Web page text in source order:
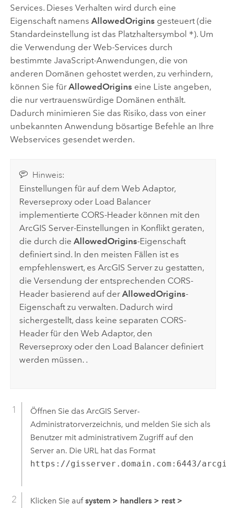
Services. Dieses Verhalten wird durch eine
Eigenschaft namens AllowedOrigins gesteuert (die
Standardeinstellung ist das Platzhaltersymbol *). Um
die Verwendung der Web-Services durch
bestimmte JavaScript-Anwendungen, die von
anderen Domänen gehostet werden, zu verhindern,
können Sie für AllowedOrigins eine Liste angeben,
die nur vertrauenswürdige Domänen enthält.
Dadurch minimieren Sie das Risiko, dass von einer
unbekannten Anwendung bösartige Befehle an Ihre
Webservices gesendet werden.
Hinweis:
Einstellungen für auf dem Web Adaptor,
Reverseproxy oder Load Balancer
implementierte CORS-Header können mit den
ArcGIS Server-Einstellungen in Konflikt geraten,
die durch dieAllowedOrigins-Eigenschaft
definiert sind. In den meisten Fällen ist es
empfehlenswert, esArcGIS Server zu gestatten,
die Versendung der entsprechenden CORS-
Header basierend auf derAllowedOrigins-
Eigenschaft zu verwalten. Dadurch wird
sichergestellt, dass keine separaten CORS-
Header für den Web Adaptor, den
Reverseproxy oder den Load Balancer definiert
werden müssen. .
Öffnen Sie das ArcGIS Server-
Administratorverzeichnis, und melden Sie sich als
Benutzer mit administrativem Zugriff auf den
Server an. Die URL hat das Format
https://gisserver.domain.com:6443/
Klicken Sie auf system > handlers > rest >